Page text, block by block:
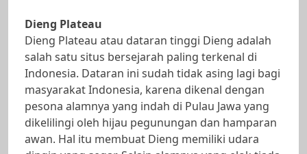
Dieng Plateau
Dieng Plateau atau dataran tinggi Dieng adalah
salah satu situs bersejarah paling terkenal di
Indonesia. Dataran ini sudah tidak asing lagi bagi
masyarakat Indonesia, karena dikenal dengan
pesona alamnya yang indah di Pulau Jawa yang
dikelilingi oleh hijau pegunungan dan hamparan
awan. Hal itu membuat Dieng memiliki udara